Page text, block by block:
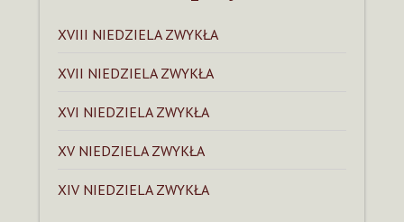
XVIII NIEDZIELA ZWYKŁA
XVII NIEDZIELA ZWYKŁA
XVI NIEDZIELA ZWYKŁA
XV NIEDZIELA ZWYKŁA
XIV NIEDZIELA ZWYKŁA